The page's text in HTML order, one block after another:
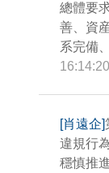
總體要
善、資
系完備
16:14:20
[肖遠企]
違規行
穩慎推